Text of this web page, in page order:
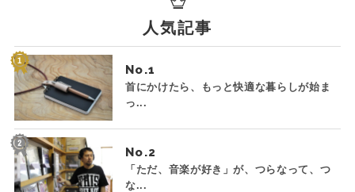
人気記事
No.
首にかけたら、もっと快適な暮らしが始ま
っ...
No.
「ただ、音楽が好き」が、つらなって、つ
な...